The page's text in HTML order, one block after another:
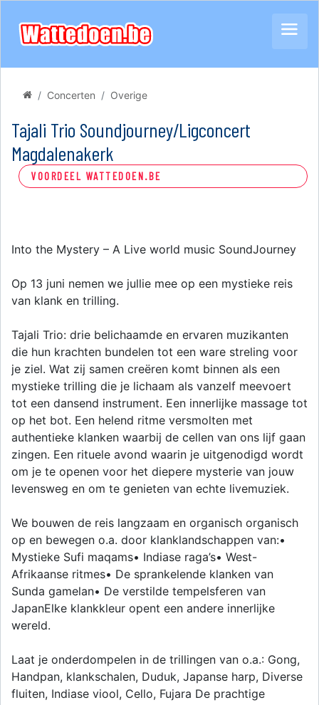
Concerten Overige
Tajali Trio Soundjourney/Ligconcert
Magdalenakerk
VOORDEEL WATTEDOEN.BE
Into the Mystery – A Live world music SoundJourney
Op 13 juni nemen we jullie mee op een mystieke reis
van klank en trilling.
Tajali Trio: drie belichaamde en ervaren muzikanten
die hun krachten bundelen tot een ware streling voor
je ziel. Wat zij samen creëren komt binnen als een
mystieke trilling die je lichaam als vanzelf meevoert
tot een dansend instrument. Een innerlijke massage tot
op het bot. Een helend ritme versmolten met
authentieke klanken waarbij de cellen van ons lijf gaan
zingen. Een rituele avond waarin je uitgenodigd wordt
om je te openen voor het diepere mysterie van jouw
levensweg en om te genieten van echte livemuziek.
We bouwen de reis langzaam en organisch organisch
op en bewegen o.a. door klanklandschappen van:•
Mystieke Sufi maqams• Indiase raga’s• West-
Afrikaanse ritmes• De sprankelende klanken van
Sunda gamelan• De verstilde tempelsferen van
JapanElke klankkleur opent een andere innerlijke
wereld.
Laat je onderdompelen in de trillingen van o.a.: Gong,
Handpan, klankschalen, Duduk, Japanse harp, Diverse
fluiten, Indiase viool, Cello, Fujara De prachtige